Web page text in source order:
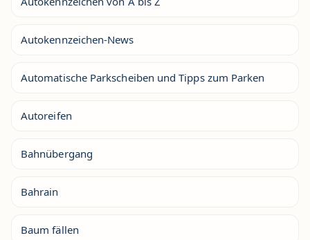
Autokennzeichen-News
Automatische Parkscheiben und Tipps zum Parken
Autoreifen
Bahnübergang
Bahrain
Baum fällen